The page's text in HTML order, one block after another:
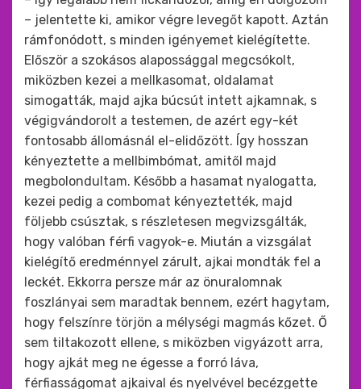
– jelentette ki, amikor végre levegőt kapott. Aztán
rámfonódott, s minden igényemet kielégítette.
Először a szokásos alapossággal megcsókolt,
miközben kezei a mellkasomat, oldalamat
simogatták, majd ajka búcsút intett ajkamnak, s
végigvándorolt a testemen, de azért egy-két
fontosabb állomásnál el-elidőzött. Így hosszan
kényeztette a mellbimbómat, amitől majd
megbolondultam. Később a hasamat nyalogatta,
kezei pedig a combomat kényeztették, majd
följebb csúsztak, s részletesen megvizsgálták,
hogy valóban férfi vagyok-e. Miután a vizsgálat
kielégítő eredménnyel zárult, ajkai mondták fel a
leckét. Ekkorra persze már az önuralomnak
foszlányai sem maradtak bennem, ezért hagytam,
hogy felszínre törjön a mélységi magmás kőzet. Ő
sem tiltakozott ellene, s miközben vigyázott arra,
hogy ajkát meg ne égesse a forró láva,
férfiasságomat ajkaival és nyelvével becézgette